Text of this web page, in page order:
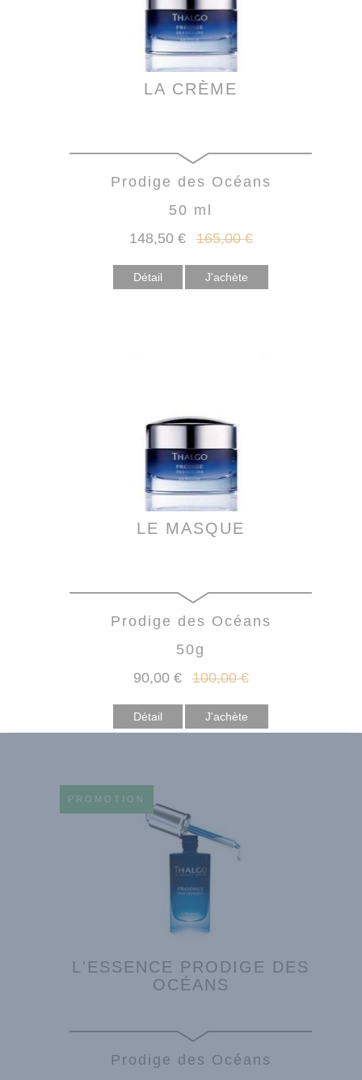
LA CRÈME
Prodige des Océans
50 ml
148,50 € 165,00 €
Détail
LE MASQUE
Prodige des Océans
50g
90,00 € 100,00 €
Détail
PROMOTION
L'ESSENCE PRODIGE DES
OCÉANS
Prodige des Océans